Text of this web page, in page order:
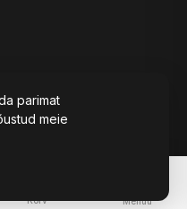
Korv
Menüü
parimat
meie